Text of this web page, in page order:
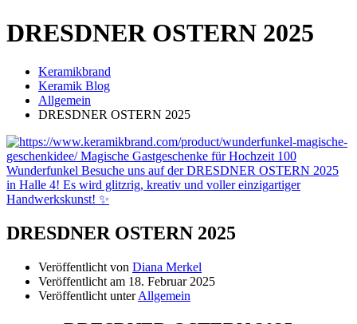
DRESDNER OSTERN 2025
Keramikbrand
Keramik Blog
Allgemein
DRESDNER OSTERN 2025
DRESDNER OSTERN 2025
Veröffentlicht von Diana Merkel
Veröffentlicht am 18. Februar 2025
Veröffentlicht unterAllgemein